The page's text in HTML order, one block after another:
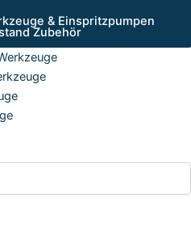
& Einspritzpumpen
Zubehör